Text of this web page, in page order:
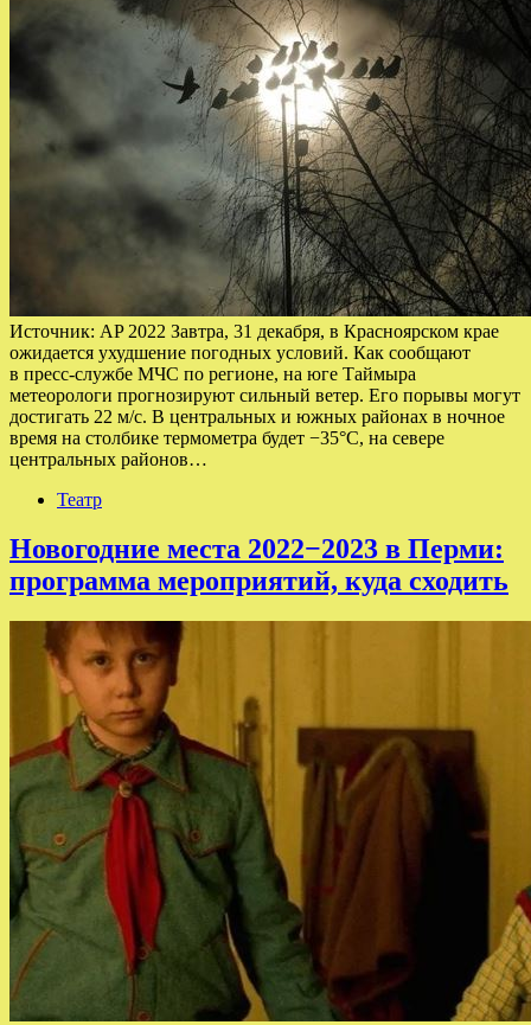
Источник: AP 2022 Завтра, 31 декабря, в Красноярском крае
ожидается ухудшение погодных условий. Как сообщают
в пресс-службе МЧС по регионе, на юге Таймыра
метеорологи прогнозируют сильный ветер. Его порывы могут
достигать 22 м/с. В центральных и южных районах в ночное
время на столбике термометра будет −35°С, на севере
центральных районов…
Театр
Новогодние места 2022−2023 в Перми:
программа мероприятий, куда сходить